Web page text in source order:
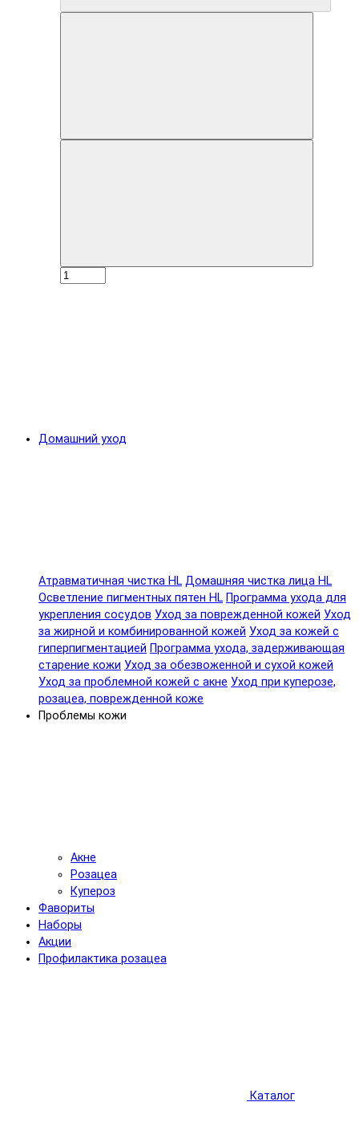
Домашний уход
Атравматичная чистка HL Домашняя чистка лица HL
Осветление пигментных пятен HL Программа ухода для
укрепления сосудов Уход за поврежденной кожей Уход
за жирной и комбинированной кожей Уход за кожей с
гиперпигментацией Программа ухода, задерживающая
старение кожи Уход за обезвоженной и сухой кожей
Уход за проблемной кожей с акне Уход при куперозе,
розацеа, поврежденной коже
Проблемы кожи
Акне
Розацеа
Купероз
Фавориты
Наборы
Акции
Профилактика розацеа
Каталог